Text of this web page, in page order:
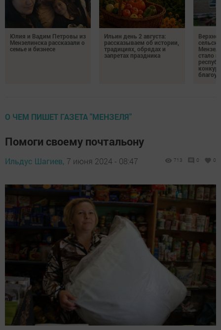
Юлия и Вадим Петровы из
Мензелинска рассказали о
семье и бизнесе
Ильин день 2 августа:
рассказываем об истории,
традициях, обрядах и
запретах праздника
стало
О ЧЕМ ПИШЕТ ГАЗЕТА "МЕНЗЕЛЯ"
Помоги своему почтальону
Ильдус Шагиев, 7 июня 2024 - 08:47 713 0 0